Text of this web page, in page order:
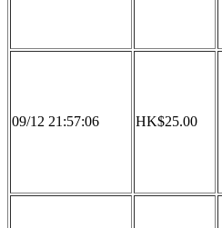
09/12 21:57:06 HK$25.00